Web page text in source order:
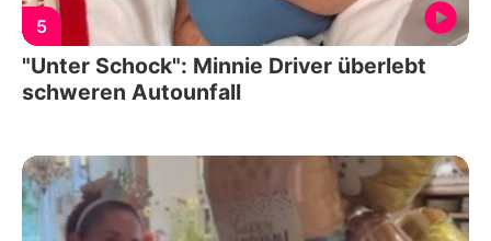
5
"Unter Schock": Minnie Driver überlebt
schweren Autounfall